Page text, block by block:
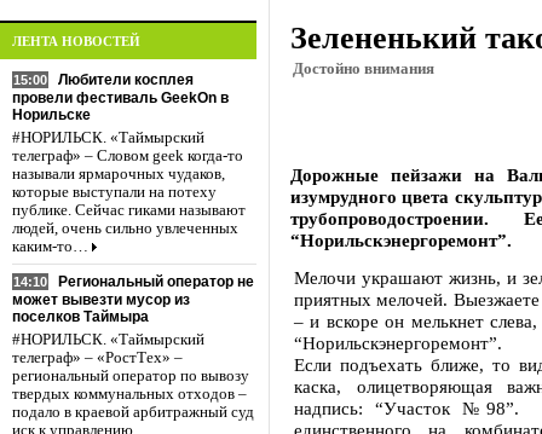
ЛЕНТА НОВОСТЕЙ
15:00
Любители косплея
провели фестиваль GeekOn в
Норильске
#НОРИЛЬСК. «Таймырский
телеграф» – Словом geek когда-то
называли ярмарочных чудаков,
которые выступали на потеху
публике. Сейчас гиками называют
людей, очень сильно увлеченных
каким-то…
14:10
Региональный оператор не
может вывезти мусор из
поселков Таймыра
#НОРИЛЬСК. «Таймырский
телеграф» – «РостТех» –
региональный оператор по вывозу
твердых коммунальных отходов –
подало в краевой арбитражный суд
иск к управлению
Зелененький
Достойно внимания
Дорожные пейзажи на
изумрудного цвета
“Норильскэнергоремонт”.
Мелочи украшают жизнь, и
приятных мелочей.
– и вскоре он мелькнет
“Норильскэнергоремонт”.
Если подъехать ближе, то
каска, олицетворяющая
надпись: “Участок №98”.
единственного на